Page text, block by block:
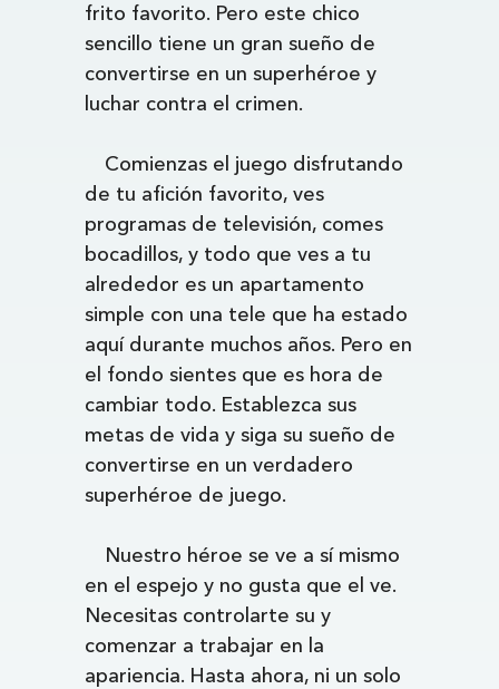
frito favorito. Pero este chico
sencillo tiene un gran sueño de
convertirse en un superhéroe y
luchar contra el crimen.
Comienzas el juego disfrutando
de tu afición favorito, ves
programas de televisión, comes
bocadillos, y todo que ves a tu
alrededor es un apartamento
simple con una tele que ha estado
aquí durante muchos años. Pero en
el fondo sientes que es hora de
cambiar todo. Establezca sus
metas de vida y siga su sueño de
convertirse en un verdadero
superhéroe de juego.
Nuestro héroe se ve a sí mismo
en el espejo y no gusta que el ve.
Necesitas controlarte su y
comenzar a trabajar en la
apariencia. Hasta ahora, ni un solo